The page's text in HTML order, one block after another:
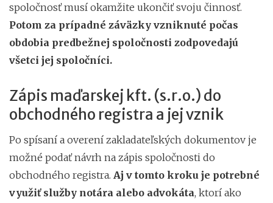
spoločnosť musí okamžite ukončiť svoju činnosť.
Potom za prípadné záväzky vzniknuté počas
obdobia predbežnej spoločnosti zodpovedajú
všetci jej spoločníci.
Zápis maďarskej kft. (s.r.o.) do
obchodného registra a jej vznik
Po spísaní a overení zakladateľských dokumentov je
možné podať návrh na zápis spoločnosti do
obchodného registra. Aj v tomto kroku je potrebné
využiť služby notára alebo advokáta, ktorí ako